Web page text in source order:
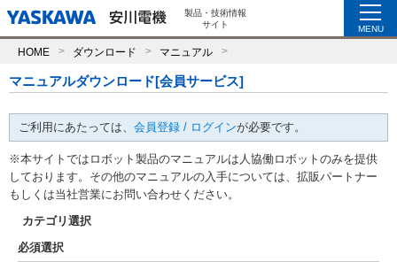
製品・技術情報
サイト
MENU
HOME ダウンロード マニュアル
マニュアルダウンロード[会員サービス]
ご利用にあたっては、 会員登録 / ログインが必要です。
※本サイトではロボット製品のマニュアルは人協働ロボットのみを提供
しております。その他のマニュアルの入手については、拡販パートナー
もしくは当社営業にお問い合わせください。
カテゴリ選択
必須選択